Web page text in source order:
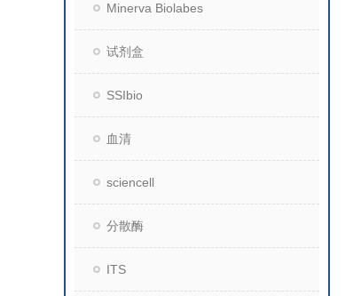
Minerva Biolabes
试剂盒
SSIbio
血清
sciencell
分散酶
ITS